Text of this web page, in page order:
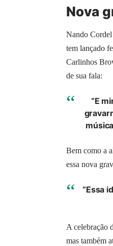
Nova
Nando Cordel
tem lançado
Carlinhos
de sua fala:
“E
Bem como a
essa nova
“Essa
A celebração
mas também